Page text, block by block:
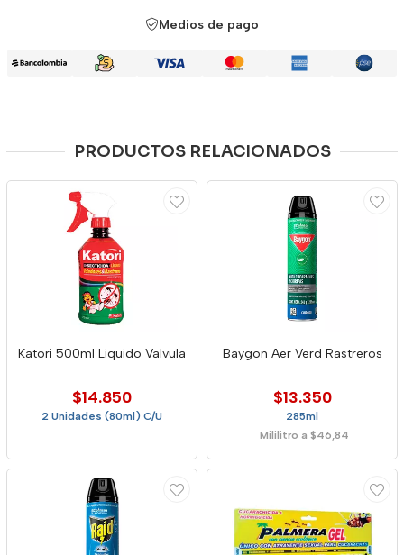
Medios de pago
PRODUCTOS RELACIONADOS
Katori 500ml Liquido Valvula
$14.850
2 Unidades (80ml) C/U
Baygon Aer Verd Rastreros
$13.350
285ml
Mililitro a $46,84